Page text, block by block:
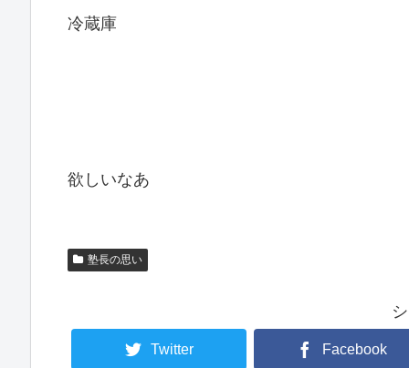
冷蔵庫
欲しいなあ
塾長の思い
Twitter Facebook